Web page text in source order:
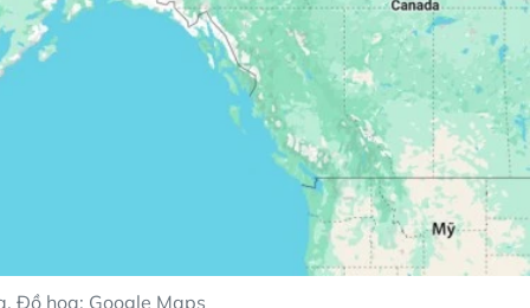
Đồ họa: Google Maps